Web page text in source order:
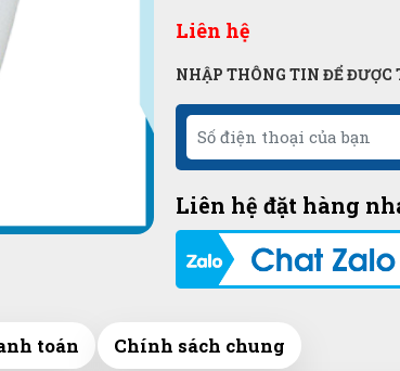
Liên hệ
NHẬP THÔNG TIN ĐỂ ĐƯỢC
Liên hệ đặt hàng
toán Chính sách chung